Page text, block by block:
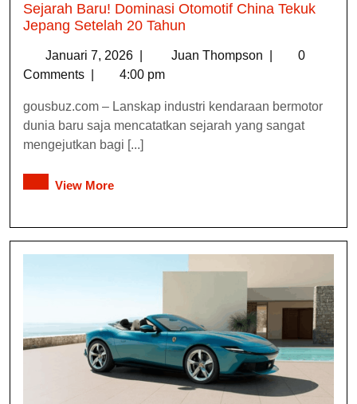
Sejarah Baru! Dominasi Otomotif China Tekuk
Jepang Setelah 20 Tahun
Januari 7, 2026 Juan Thompson
0
Comments
4:00 pm
gousbuz.com – Lanskap industri kendaraan bermotor
dunia baru saja mencatatkan sejarah yang sangat
mengejutkan bagi [...]
View More